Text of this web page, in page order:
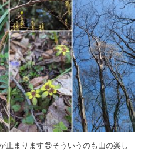
止まります😊そういうのも山の楽し